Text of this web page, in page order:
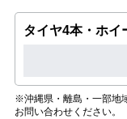
タイヤ4本・ホイ
※沖縄県・離島・一部地
お問い合わせください。